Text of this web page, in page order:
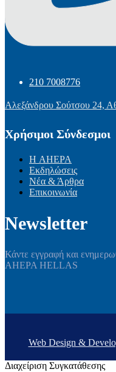
210 7008776
Αλεξάνδρου Σούτσου 24,
Χρήσιμοι Σύνδεσμοι
Η AHEPA
Εκδηλώσεις
Νέα & Άρθρα
Επικοινωνία
Newsletter
Κάντε εγγραφή και
AHEPA HELLAS
Web Design &
Διαχείριση Συγκατάθεσης